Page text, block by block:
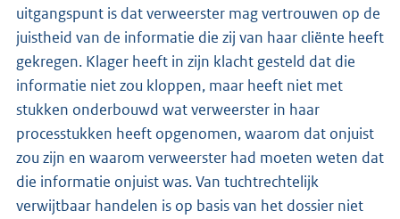
uitgangspunt is dat verweerster mag vertrouwen op de
juistheid van de informatie die zij van haar cliënte heeft
gekregen. Klager heeft in zijn klacht gesteld dat die
informatie niet zou kloppen, maar heeft niet met
stukken onderbouwd wat verweerster in haar
processtukken heeft opgenomen, waarom dat onjuist
zou zijn en waarom verweerster had moeten weten dat
die informatie onjuist was. Van tuchtrechtelijk
verwijtbaar handelen is op basis van het dossier niet